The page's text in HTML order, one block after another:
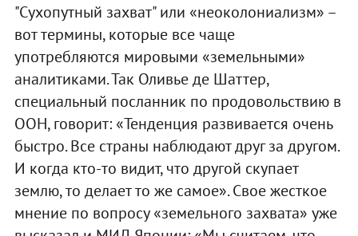
"Сухопутный захват" или «неоколониализм» –
вот термины, которые все чаще
употребляются мировыми «земельными»
аналитиками. Так Оливье де Шаттер,
специальный посланник по продовольствию в
ООН, говорит: «Тенденция развивается очень
быстро. Все страны наблюдают друг за другом.
И когда кто-то видит, что другой скупает
землю, то делает то же самое». Свое жесткое
мнение по вопросу «земельного захвата» уже